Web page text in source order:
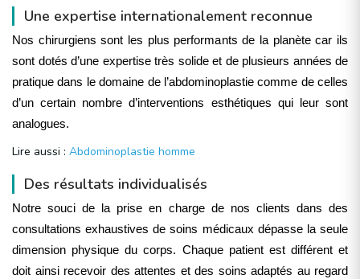
Une expertise internationalement reconnue
Nos chirurgiens sont les plus performants de la planète car ils
sont dotés d’une expertise très solide et de plusieurs années de
pratique dans le domaine de l’abdominoplastie comme de celles
d’un certain nombre d’interventions esthétiques qui leur sont
analogues.
Lire aussi : Abdominoplastie homme
Des résultats individualisés
Notre souci de la prise en charge de nos clients dans des
consultations exhaustives de soins médicaux dépasse la seule
dimension physique du corps. Chaque patient est différent et
doit ainsi recevoir des attentes et des soins adaptés au regard